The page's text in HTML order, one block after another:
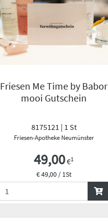
Friesen Me Time by Babor
mooi Gutschein
8175121 | 1 St
Friesen-Apotheke Neumünster
49,00€1
€ 49,00 / 1St